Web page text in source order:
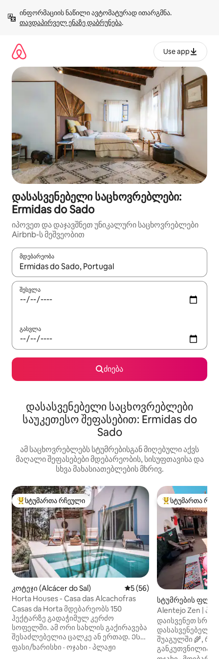
გადასვლა
თავდაპირველ ენაზე დაბრუნება.
Use app
დასასვენებელი საცხოვრებლები:
Ermidas do Sado
იპოვეთ და დაჯავშნეთ უნიკალური საცხოვრებლები
Airbnb-ს მეშვეობით
მდებარეობა
როცა შედეგები ხელმისაწვდომი გახდება, ნავიგაციისთვის
შესვლა
გასვლა
ძიება
დასასვენებელი საცხოვრებლები
საუკეთესო შეფასებით: Ermidas do
Sado
ამ საცხოვრებლებს სტუმრებისგან მიღებული აქვს
მაღალი შეფასებები მდებარეობის, სისუფთავისა და
სხვა მახასიათებლების მხრივ.
სტუმართა რჩეული მოწინავე ვარიანტი
სტუმართა რჩეული
კოტეჯი (Alcácer do Sal) საშუალო შეფასებაა
5 (56)
Horta Houses - Casa das Alcachofras
Casas da Horta მდებარეობს 150
ჰექტარზე გადაჭიმულ კერძო
სოფელში. ამ ორი სახლის გაქირავება
შესაძლებელია ცალკე ან ერთად. Ეს
უნიკალური საცხოვრებელი
ფასი/ხარისხი · ოჯახი · პლაჟი
სტუმართა
სტუმართა
სტუმრების
arias)
Alentejo Zen |
განტვირთვა 2
დაისვენეთ
დასასვენებელ
შუაგულში 🌾,
განკუთვნილია